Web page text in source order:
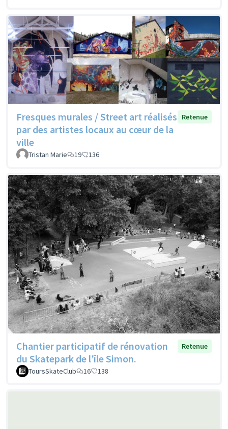
Fresques murales / Street art réalisés
par des artistes locaux au cœur de la
ville
Retenue
Tristan Marie 19 136
Chantier participatif de rénovation
du Skatepark de l’île Simon.
Retenue
ToursSkateClub 16 138